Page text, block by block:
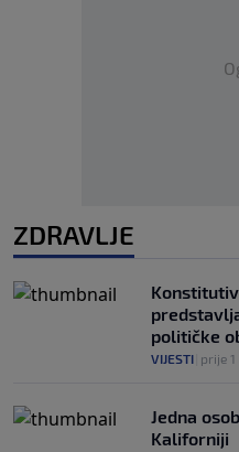
ZDRAVLJE
političke
VIJESTI prije 1
Jedna
Kaliforniji